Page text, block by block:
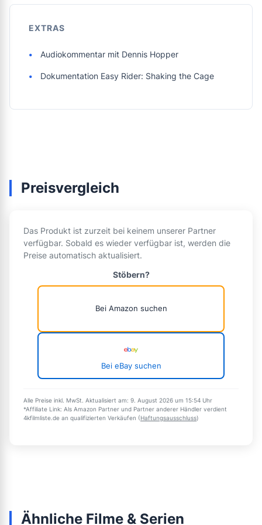
EXTRAS
Audiokommentar mit Dennis Hopper
Dokumentation Easy Rider: Shaking the Cage
Preisvergleich
Das Produkt ist zurzeit bei keinem unserer Partner
verfügbar. Sobald es wieder verfügbar ist, werden die
Preise automatisch aktualisiert.
Stöbern?
Bei Amazon suchen
Bei eBay suchen
Alle Preise inkl. MwSt. Aktualisiert am: 9. August 2026 um 15:54 Uhr
*Affiliate Link: Als Amazon Partner und Partner anderer Händler verdient
4kfilmliste.de an qualifizierten Verkäufen (Haftungsausschluss)
Ähnliche Filme & Serien